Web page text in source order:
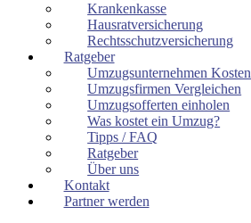
Krankenkasse
Hausratversicherung
Rechtsschutzversicherung
Ratgeber
Umzugsunternehmen Kosten
Umzugsfirmen Vergleichen
Umzugsofferten einholen
Was kostet ein Umzug?
Tipps / FAQ
Ratgeber
Über uns
Kontakt
Partner werden